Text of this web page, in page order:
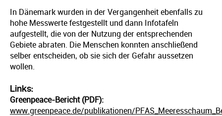
In Dänemark wurden in der Vergangenheit ebenfalls zu
hohe Messwerte festgestellt und dann Infotafeln
aufgestellt, die von der Nutzung der entsprechenden
Gebiete abraten. Die Menschen konnten anschließend
selber entscheiden, ob sie sich der Gefahr aussetzen
wollen.
Links:
Greenpeace-Bericht (PDF):
www.greenpeace.de/publikationen/